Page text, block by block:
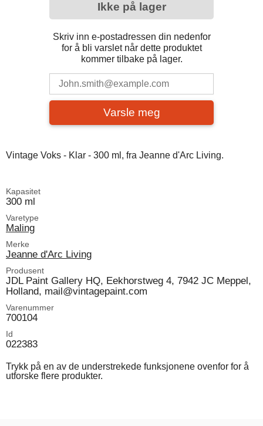
Ikke på lager
Skriv inn e-postadressen din nedenfor
for å bli varslet når dette produktet
kommer tilbake på lager.
Varsle meg
Vintage Voks - Klar - 300 ml, fra Jeanne d'Arc Living.
Kapasitet
300 ml
Varetype
Maling
Merke
Jeanne d'Arc Living
Produsent
JDL Paint Gallery HQ, Eekhorstweg 4, 7942 JC Meppel,
Holland, mail@vintagepaint.com
Varenummer
700104
Id
022383
Trykk på en av de understrekede funksjonene ovenfor for å
utforske flere produkter.